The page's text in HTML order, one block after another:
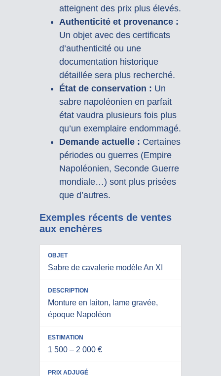
atteignent des prix plus élevés.
Authenticité et provenance :
Un objet avec des certificats
d’authenticité ou une
documentation historique
détaillée sera plus recherché.
État de conservation : Un
sabre napoléonien en parfait
état vaudra plusieurs fois plus
qu’un exemplaire endommagé.
Demande actuelle : Certaines
périodes ou guerres (Empire
Napoléonien, Seconde Guerre
mondiale…) sont plus prisées
que d’autres.
Exemples récents de ventes
aux enchères
OBJET DESCRIPTION ESTIMATION
Sabre de cavalerie modèle An XI
Monture en laiton, lame gravée,
époque Napoléon
1 500 – 2 000 €